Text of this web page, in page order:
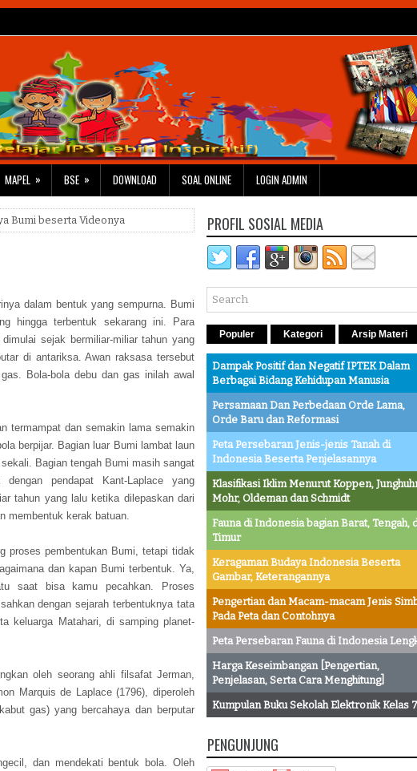
MAPEL » BSE » DOWNLOAD SOAL ONLINE LOGIN ADMIN
Bumi beserta Videonya
dalam bentuk yang sempurna. Bumi
hingga terbentuk sekarang ini. Para
sejak bermiliar-miliar tahun yang
di antariksa. Awan raksasa tersebut
Bola-bola debu dan gas inilah awal
termampat dan semakin lama semakin
berpijar. Bagian luar Bumi lambat laun
Bagian tengah Bumi masih sangat
pendapat Kant-Laplace yang
tahun yang lalu ketika dilepaskan dari
membentuk kerak batuan.
proses pembentukan Bumi, tetapi tidak
dan kapan Bumi terbentuk. Ya,
saat bisa kamu pecahkan. Proses
dengan sejarah terbentuknya tata
keluarga Matahari, di samping planet-
oleh seorang ahli filsafat Jerman,
Marquis de Laplace (1796), diperoleh
gas) yang bercahaya dan berputar
dan mendekati bentuk bola. Oleh
PROFIL SOSIAL MEDIA
Populer Kategori Arsip Materi
Dampak Positif dan Negatif IPTEK Dalam
Berbagai Bidang Kehidupan Manusia
Persamaan Dan Perbedaan Orde Lama,
Orde Baru dan Reformasi
Peta Persebaran Jenis-jenis Tanah di
Indonesia Beserta Penjelasannya
Klasifikasi Iklim Menurut Koppen,
Mohr, Oldeman dan Schmidt
Fauna di Indonesia bagian Barat, Tengah,
Timur
Keragaman Budaya Indonesia Beserta
Gambar, Keterangannya
Pengertian dan Macam-macam Jenis
Pada Peta dan Contohnya
Peta Persebaran Fauna di Indonesia
Harga Keseimbangan [Pengertian,
Penjelasan, Serta Cara Menghitung]
Kumpulan Buku Sekolah Elektronik Kelas 7
PENGUNJUNG